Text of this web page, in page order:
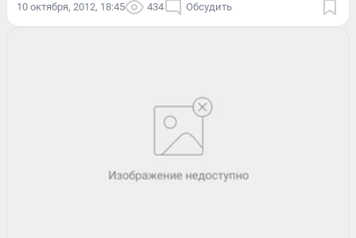
10 октября, 2012, 18:45 434 Обсудить